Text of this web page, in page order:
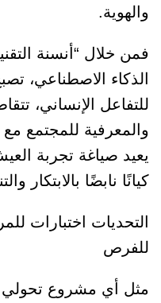
والهوية.
فمن خلال “أنسنة
الذكاء الاصطناعي،
للتفاعل الإنساني،
والمعرفية للمجتمع
يعيد صياغة تجربة
كيانًا نابضًا بالابتكار
التحديات اختبارات
للفرص
مثل أي مشروع تحولي